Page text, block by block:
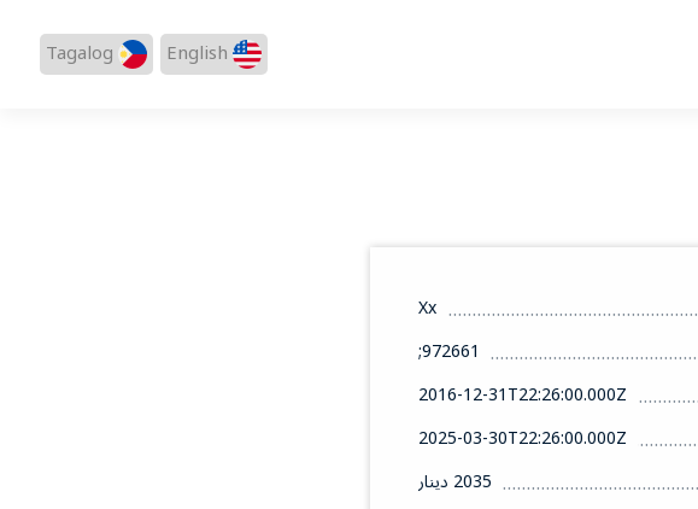
English
Tagalog
Xx
972661;
2016-12-31T22:26:00.000Z
2025-03-30T22:26:00.000Z
2035 دينار